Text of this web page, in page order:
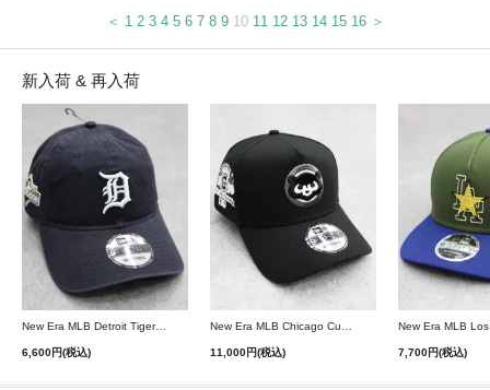
＜ 1 2 3 4 5 6 7 8 9 10 11 12 13 14 15 16 ＞
新入荷 & 再入荷
New Era MLB Detroit Tigers Postseason 9Twenty Strapback Cap - Navy
6,600円(税込)
New Era MLB Chicago Cubs 9Forty A-Frame Snapback Cap - Black
11,000円(税込) 7,700円(税込)